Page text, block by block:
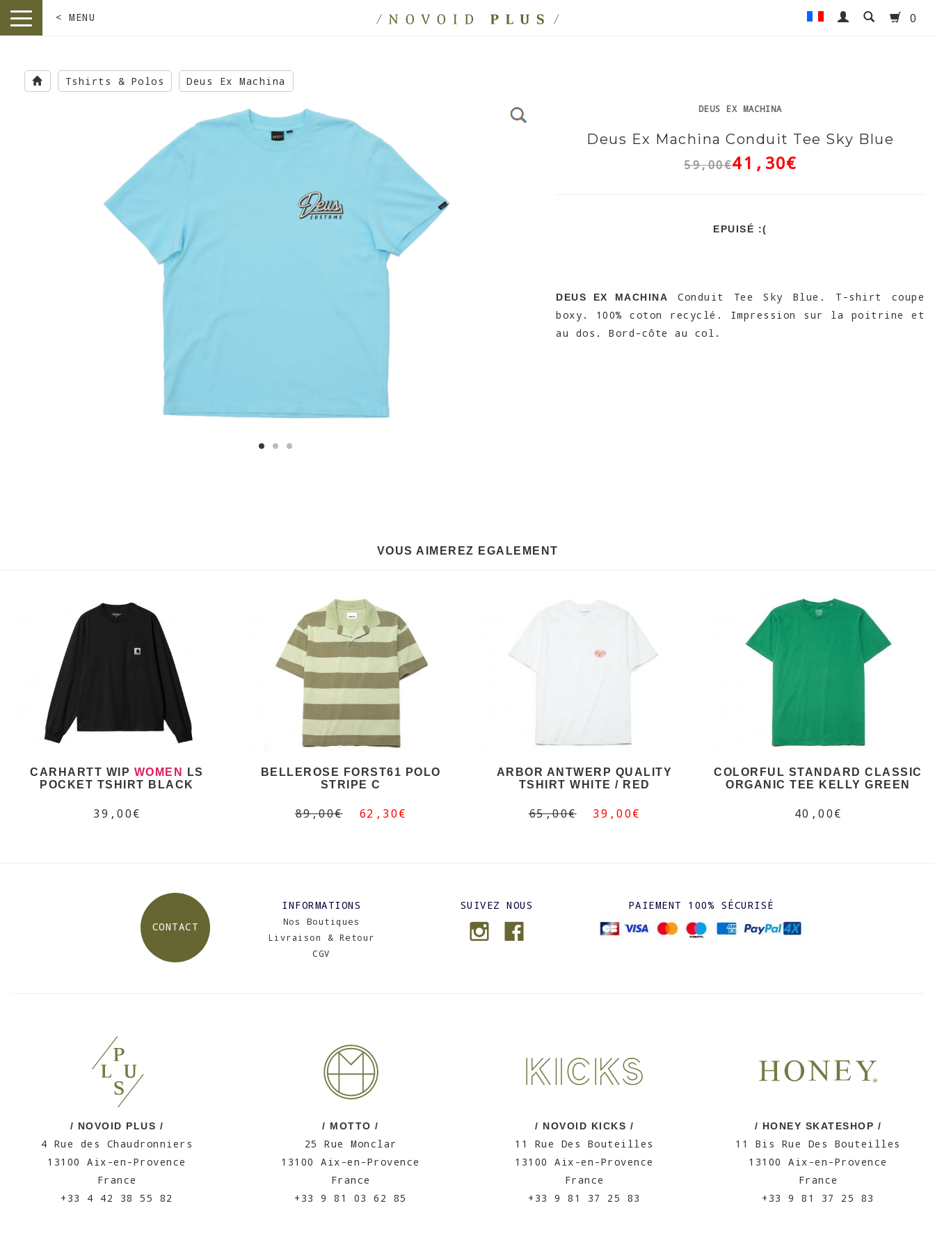
main
toggle
< MENU 0
Tshirts & Polos Deus Ex Machina
DEUS EX MACHINA
Deus Ex Machina Conduit Tee Sky Blue
59,00€41,30€
EPUISÉ :(
DEUS EX MACHINA
Conduit Tee Sky Blue. T-shirt coupe
boxy. 100% coton recyclé. Impression sur la poitrine et
au dos. Bord-côte au col.
VOUS AIMEREZ EGALEMENT
CARHARTT WIP WOMEN
LS
POCKET TSHIRT BLACK
39,00€
BELLEROSE FORST61 POLO
STRIPE C
89,00€ 62,30€
ARBOR ANTWERP QUALITY
TSHIRT WHITE / RED
65,00€ 39,00€
COLORFUL STANDARD CLASSIC
ORGANIC TEE KELLY GREEN
40,00€
CONTACT
INFORMATIONS
Nos Boutiques
Livraison & Retour
CGV
SUIVEZ NOUS PAIEMENT 100% SÉCURISÉ
/ NOVOID PLUS /
4 Rue des Chaudronniers
13100 Aix-en-Provence
France
+33 4 42 38 55 82
/ MOTTO /
25 Rue Monclar
13100 Aix-en-Provence
France
+33 9 81 03 62 85
/ NOVOID KICKS /
11 Rue Des Bouteilles
13100 Aix-en-Provence
France
+33 9 81 37 25 83
/ HONEY SKATESHOP /
11 Bis Rue Des Bouteilles
13100 Aix-en-Provence
France
+33 9 81 37 25 83